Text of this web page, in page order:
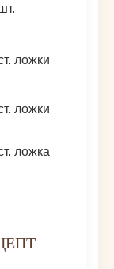
ложки
ложки
ложка